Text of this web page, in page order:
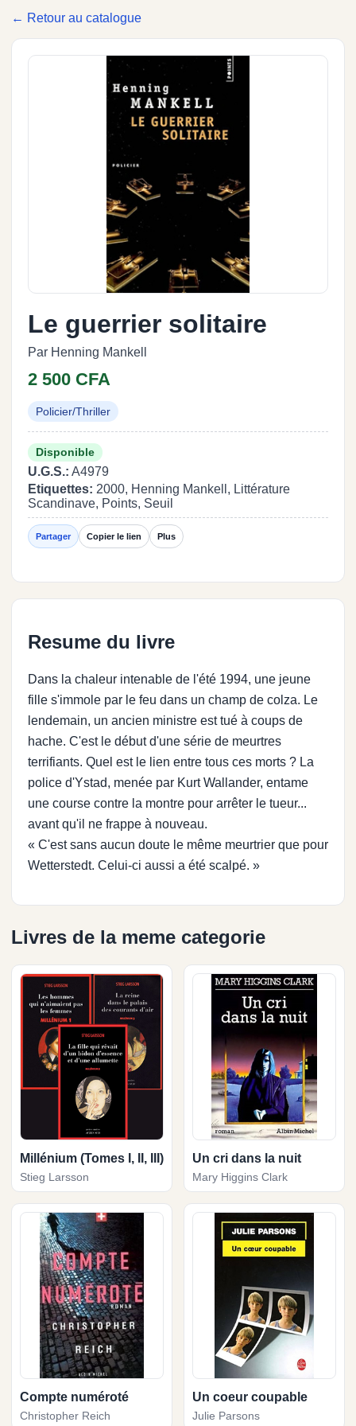
← Retour au catalogue
Le guerrier solitaire
Par Henning Mankell
2 500 CFA
Policier/Thriller
Disponible
U.G.S.: A4979
Etiquettes: 2000, Henning Mankell, Littérature
Scandinave, Points, Seuil
Partager Copier le lien Plus
Resume du livre
Dans la chaleur intenable de l'été 1994, une jeune
fille s'immole par le feu dans un champ de colza. Le
lendemain, un ancien ministre est tué à coups de
hache. C'est le début d'une série de meurtres
terrifiants. Quel est le lien entre tous ces morts ? La
police d'Ystad, menée par Kurt Wallander, entame
une course contre la montre pour arrêter le tueur...
avant qu'il ne frappe à nouveau.
« C'est sans aucun doute le même meurtrier que pour
Wetterstedt. Celui-ci aussi a été scalpé. »
Livres de la meme categorie
Millénium (Tomes I, II, III)
Stieg Larsson
Un cri dans la nuit
Mary Higgins Clark
Compte numéroté
Christopher Reich
Un coeur coupable
Julie Parsons